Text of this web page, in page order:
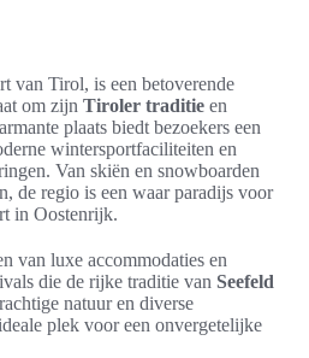
van Tirol, is een betoverende
om zijn Tiroler traditie en
plaats biedt bezoekers een
wintersportfaciliteiten en
Van skiën en snowboarden
de regio is een waar paradijs voor
in Oostenrijk.
van luxe accommodaties en
die de rijke traditie van Seefeld
natuur en diverse
plek voor een onvergetelijke